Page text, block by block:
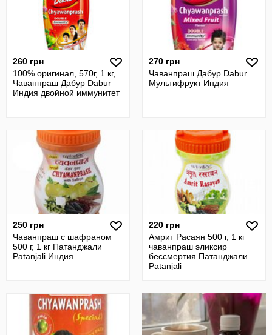
260 грн
100% оригинал, 570г, 1 кг,
Чаванпраш Дабур Dabur
Индия двойной иммунитет
270 грн
Чаванпраш Дабур Dabur
Мультифрукт Индия
250 грн
Чаванпраш с шафраном
500 г, 1 кг Патанджали
Patanjali Индия
220 грн
Амрит Расаян 500 г, 1 кг
чаванпраш эликсир
бессмертия Патанджали
Patanjali